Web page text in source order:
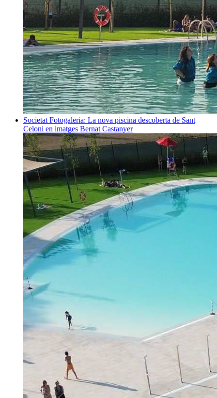
Societat Fotogaleria: La nova piscina descoberta de Sant
Celoni en imatges Bernat Castanyer